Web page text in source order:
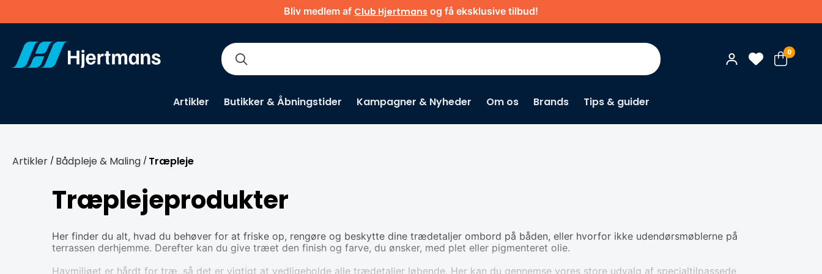
Bliv medlem af Club Hjertmans og få eksklusive tilbud!
0
Artikler Butikker & Åbningstider Kampagner & Nyheder Om os Brands Tips & guider
Artikler / Bådpleje & Maling / Træpleje
Træplejeprodukter
Her finder du alt, hvad du behøver for at friske op, rengøre og beskytte dine trædetaljer ombord på båden, eller hvorfor ikke udendørsmøblerne på
terrassen derhjemme. Derefter kan du give træet den finish og farve, du ønsker, med plet eller pigmenteret olie.
Havmiljøet er hårdt for træ, så det er vigtigt at vedligeholde alle trædetaljer løbende. Her kan du gennemse vores store udvalg af specialtilpassede